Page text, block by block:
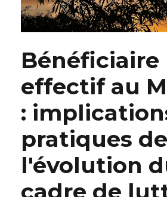
Bénéficiaire
effectif au
:
pratiques de
l'évolution
cadre de